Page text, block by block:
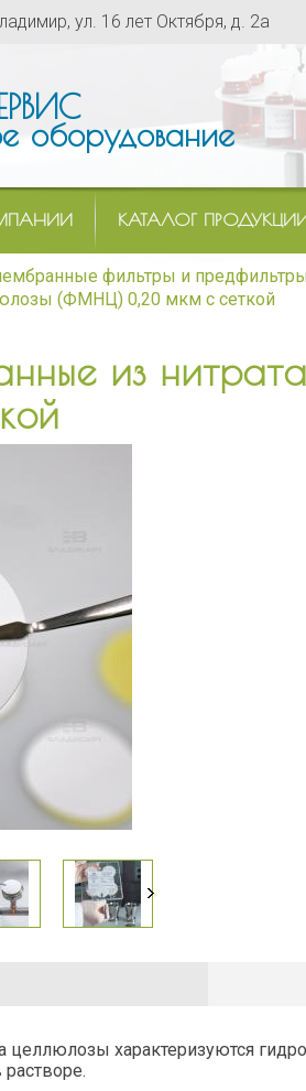
ул. 16 лет Октября, д. 2а
оборудование
КАТАЛОГ
фильтры и
(ФМНЦ) 0,20 мкм с сеткой
из
характеризуются